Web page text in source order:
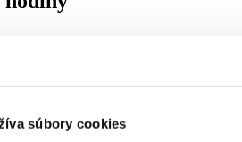
súbory cookies